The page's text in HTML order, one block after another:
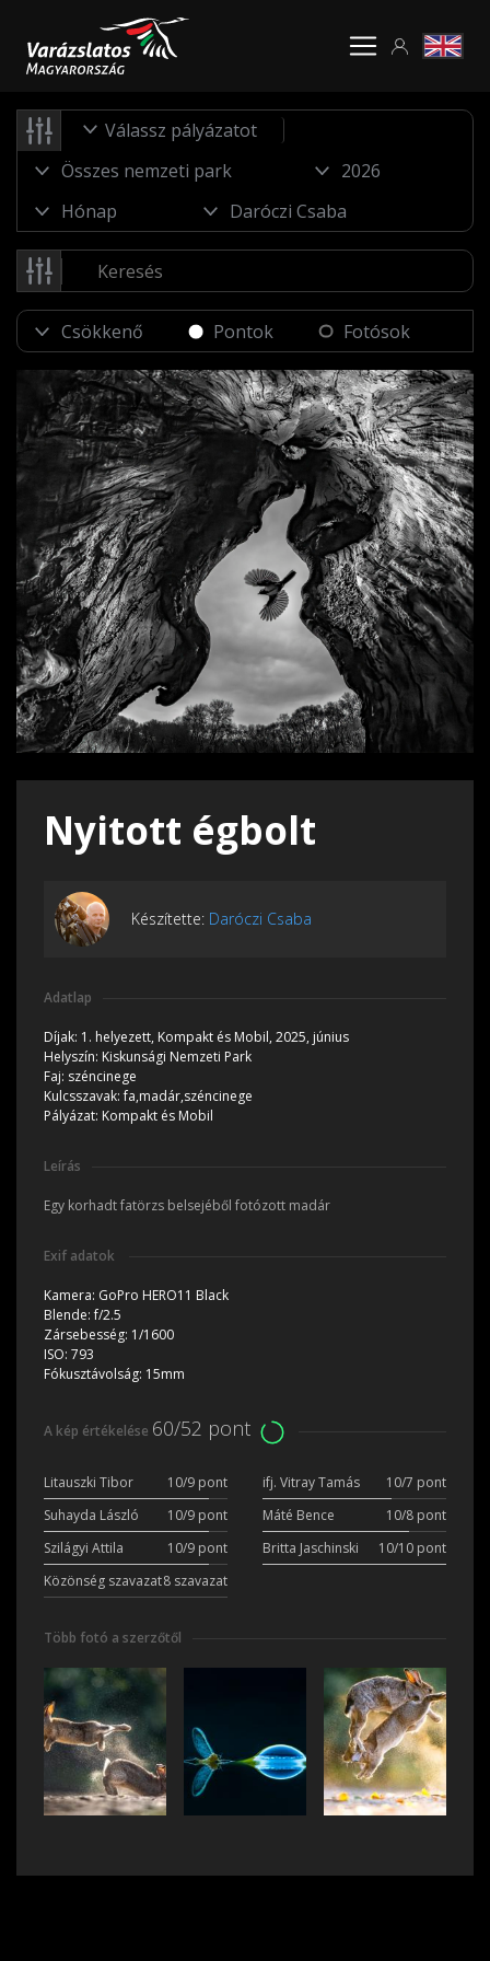
Válassz pályázatot
Pontok Fotósok
Nyitott égbolt
Készítette: Daróczi Csaba
Adatlap
Díjak: 1. helyezett, Kompakt és Mobil, 2025, június
Helyszín: Kiskunsági Nemzeti Park
Faj: széncinege
Kulcsszavak:fa,madár,széncinege
Pályázat: Kompakt és Mobil
Leírás
Egy korhadt fatörzs belsejéből fotózott madár
Exif adatok
Kamera: GoPro HERO11 Black
Blende:f/2.5
Zársebesség: 1/1600
ISO: 793
Fókusztávolság: 15mm
A kép értékelése 60/52 pont
Litauszki Tibor 10/9 pont ifj. Vitray Tamás
10/7 pont
Suhayda László
10/9 pont Máté Bence
10/8 pont
Szilágyi Attila
10/9 pont Britta Jaschinski
10/10 pont
Közönség szavazat8 szavazat
Több fotó a szerzőtől